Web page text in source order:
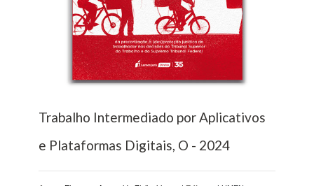
Trabalho Intermediado por Aplicativos
e Plataformas Digitais, O - 2024